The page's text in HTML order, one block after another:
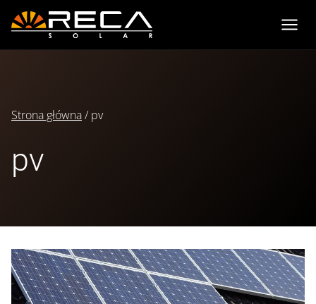
Przejdź
do
treści
Strona główna/ pv
pv